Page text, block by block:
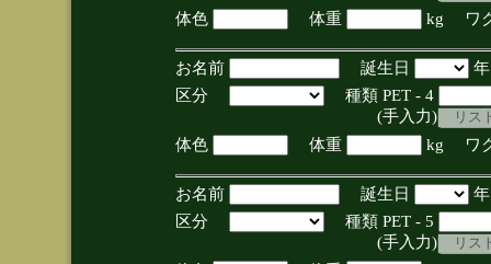
体色
体重 kg ワ
お名前 誕生日
区分
種類 PET - 4
(手入力)
体色
体重 kg ワ
お名前 誕生日
区分
種類 PET - 5
(手入力)